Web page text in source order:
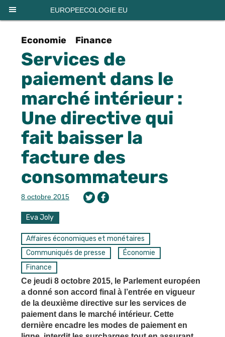
EUROPEECOLOGIE.EU
Economie Finance
Services de
paiement dans le
marché intérieur :
Une directive qui
fait baisser la
facture des
consommateurs
8 octobre 2015
Eva Joly
Affaires économiques et monétaires
Communiqués de presse
Économie
Finance
Ce jeudi 8 octobre 2015, le Parlement européen
a donné son accord final à l’entrée en vigueur
de la deuxième directive sur les services de
paiement dans le marché intérieur. Cette
dernière encadre les modes de paiement en